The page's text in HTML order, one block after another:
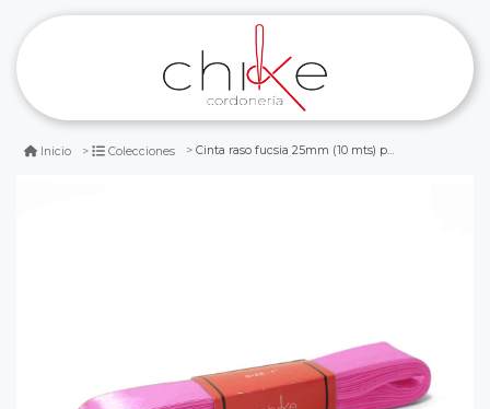
Inicio Colecciones Cinta raso fucsia 25mm (10 mts) paq. 5 und